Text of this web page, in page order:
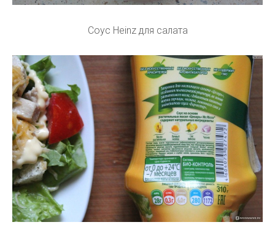
Соус Heinz для салата